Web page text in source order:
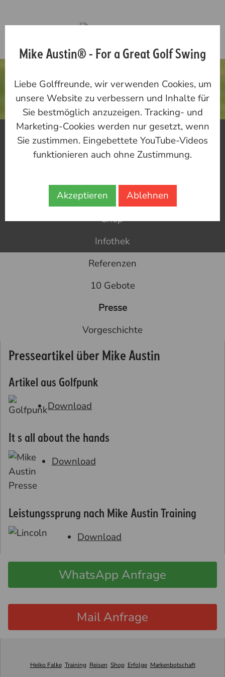
DAS SCHÖNSTE
GOLF ERLEBEN
Mike Austin
Heiko Falke
Reisen
Shop
Infothek
Referenzen
10 Gebote
Presse
Vorgeschichte
Presseartikel über Mike Austin
Artikel aus Golfpunk
Download
It s all about the hands
Download
Leistungssprung nach Mike Austin Training
Download
WhatsApp Anfrage
Mail Anfrage
Heiko Falke Training Reisen Shop Erfolge Markenbotschaft
Mike Austin® - For a Great Golf Swing
Liebe Golffreunde, wir verwenden Cookies, um
unsere Website zu verbessern und Inhalte für
Sie bestmöglich anzuzeigen. Tracking- und
Marketing-Cookies werden nur gesetzt, wenn
Sie zustimmen. Eingebettete YouTube-Videos
funktionieren auch ohne Zustimmung.
Akzeptieren Ablehnen